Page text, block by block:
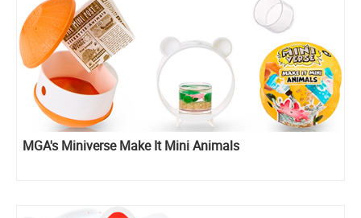
MGA's Miniverse Make It Mini Animals